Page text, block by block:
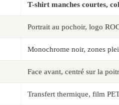
T-shirt manches courtes,
Portrait au pochoir, logo
Monochrome noir, zones
Face avant, centré sur la
Transfert thermique, film